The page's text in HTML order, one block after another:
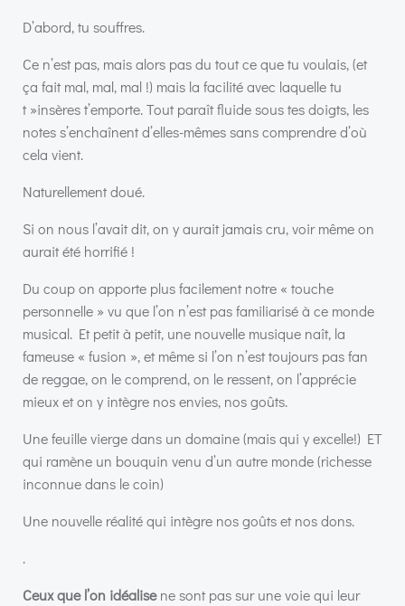
D’abord, tu souffres.
Ce n’est pas, mais alors pas du tout ce que tu voulais, (et
ça fait mal, mal, mal !) mais la facilité avec laquelle tu
t »insères t’emporte. Tout paraît fluide sous tes doigts, les
notes s’enchaînent d’elles-mêmes sans comprendre d’où
cela vient.
Naturellement doué.
Si on nous l’avait dit, on y aurait jamais cru, voir même on
aurait été horrifié !
Du coup on apporte plus facilement notre « touche
personnelle » vu que l’on n’est pas familiarisé à ce monde
musical. Et petit à petit, une nouvelle musique naît, la
fameuse « fusion », et même si l’on n’est toujours pas fan
de reggae, on le comprend, on le ressent, on l’apprécie
mieux et on y intègre nos envies, nos goûts.
Une feuille vierge dans un domaine (mais qui y excelle!) ET
qui ramène un bouquin venu d’un autre monde (richesse
inconnue dans le coin)
Une nouvelle réalité qui intègre nos goûts et nos dons.
.
Ceuxque l’on idéalisene sont pas sur une voie qui leur